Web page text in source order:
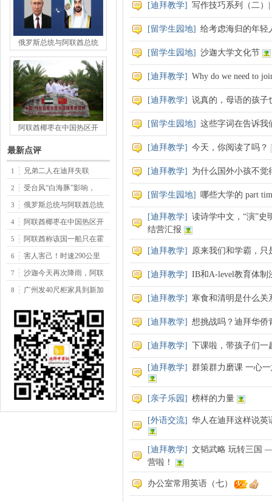
[迪拜教学] 写作技巧系列（二）
[留学生园地] 给考虑海归的年轻
[留学生园地] 沙迦大学文化节
[迪拜教学] Why do we need to
[迪拜教学] 说真的，母语的孩子
[留学生园地] 这些字词在告诉我
[迪拜教学] 今天，你阅读了吗？
[迪拜教学] 为什么国外小孩不觉
[留学生园地] 哪些大学的 part
[迪拜教学] 读诗学中文，“演”
结营汇报
[迪拜教学] 原来我们和学霸，只
[迪拜教学] IB和A-level教育体制
[迪拜教学] 寒食和清明是什么关
[迪拜教学] 想挑战吗？迪拜华侨
[迪拜教学] 下课啦，带孩子们一
[迪拜教学] 群策群力磨课 一心
[亲子乐园 ] 榜样的力量
[外语交流] 华人在迪拜这样说英
[迪拜教学] 文韬武略 玩转三国
营啦！
办公室常用英语（七）
俄罗斯总统与阿联酋总统
阿联酋椰枣在中国热区开
最新点评
1 兄弟二人在迪拜失联
2 受台风“白海豚”影响，
3 俄罗斯总统与阿联酋总统
4 阿联酋椰枣在中国热区开
5 阿联酋称该国一船只在霍
6 害人害己！时速290公里
7 沙迦今天再次降雨，阿联
8 广州发40尺柜家具到新加